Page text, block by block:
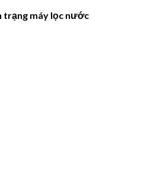
trạng máy lọc nước